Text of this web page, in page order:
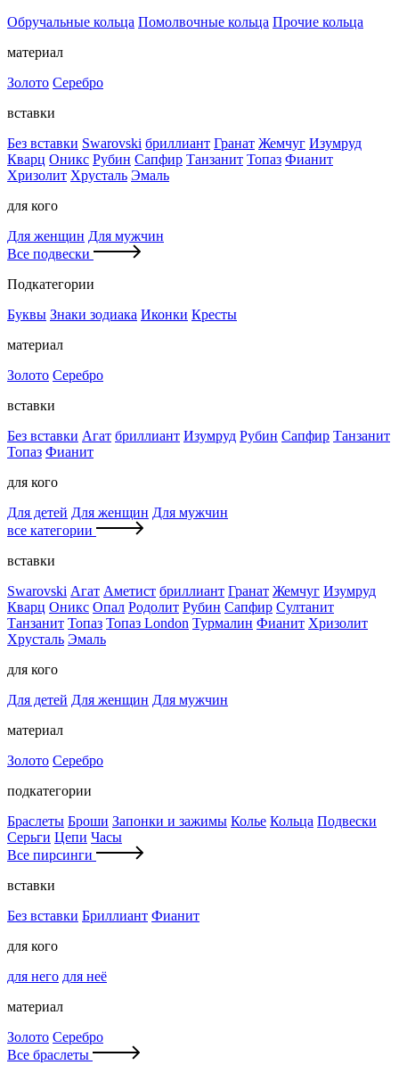
Обручальные кольца Помолвочные кольца Прочие кольца
материал
Золото Серебро
вставки
Без вставки Swarovski бриллиант Гранат Жемчуг Изумруд
Кварц Оникс Рубин Сапфир Танзанит Топаз Фианит
Хризолит Хрусталь Эмаль
для кого
Для женщин Для мужчин
Все подвески
Подкатегории
Буквы Знаки зодиака Иконки Кресты
материал
Золото Серебро
вставки
Без вставки Агат бриллиант Изумруд Рубин Сапфир Танзанит
Топаз Фианит
для кого
Для детей Для женщин Для мужчин
все категории
вставки
Swarovski Агат Аметист бриллиант Гранат Жемчуг Изумруд
Кварц Оникс Опал Родолит Рубин Сапфир Султанит
Танзанит Топаз Топаз London Турмалин Фианит Хризолит
Хрусталь Эмаль
для кого
Для детей Для женщин Для мужчин
материал
Золото Серебро
подкатегории
Браслеты Броши Запонки и зажимы Колье Кольца Подвески
Серьги Цепи Часы
Все пирсинги
вставки
Без вставки Бриллиант Фианит
для кого
для него для неё
материал
Золото Серебро
Все браслеты